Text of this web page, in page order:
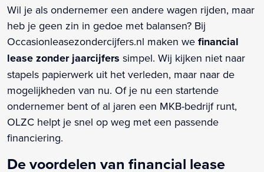
Wil je als ondernemer een andere wagen rijden, maar
heb je geen zin in gedoe met balansen? Bij
Occasionleasezondercijfers.nl maken we financial
lease zonder jaarcijfers simpel. Wij kijken niet naar
stapels papierwerk uit het verleden, maar naar de
mogelijkheden van nu. Of je nu een startende
ondernemer bent of al jaren een MKB-bedrijf runt,
OLZC helpt je snel op weg met een passende
financiering.
De voordelen van financial lease